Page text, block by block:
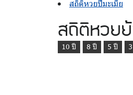
สถิติหวยปีมะเมีย
สถิติหวย
10 ปี 8 ปี 5 ปี